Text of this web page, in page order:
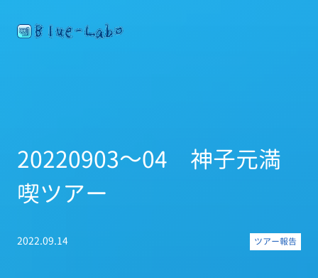
20220903～04 神子元満
喫ツアー
2022.09.14 ツアー報告